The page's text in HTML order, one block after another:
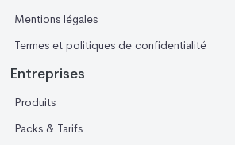
Mentions légales
Termes et politiques de confidentialité
Entreprises
Produits
Packs & Tarifs